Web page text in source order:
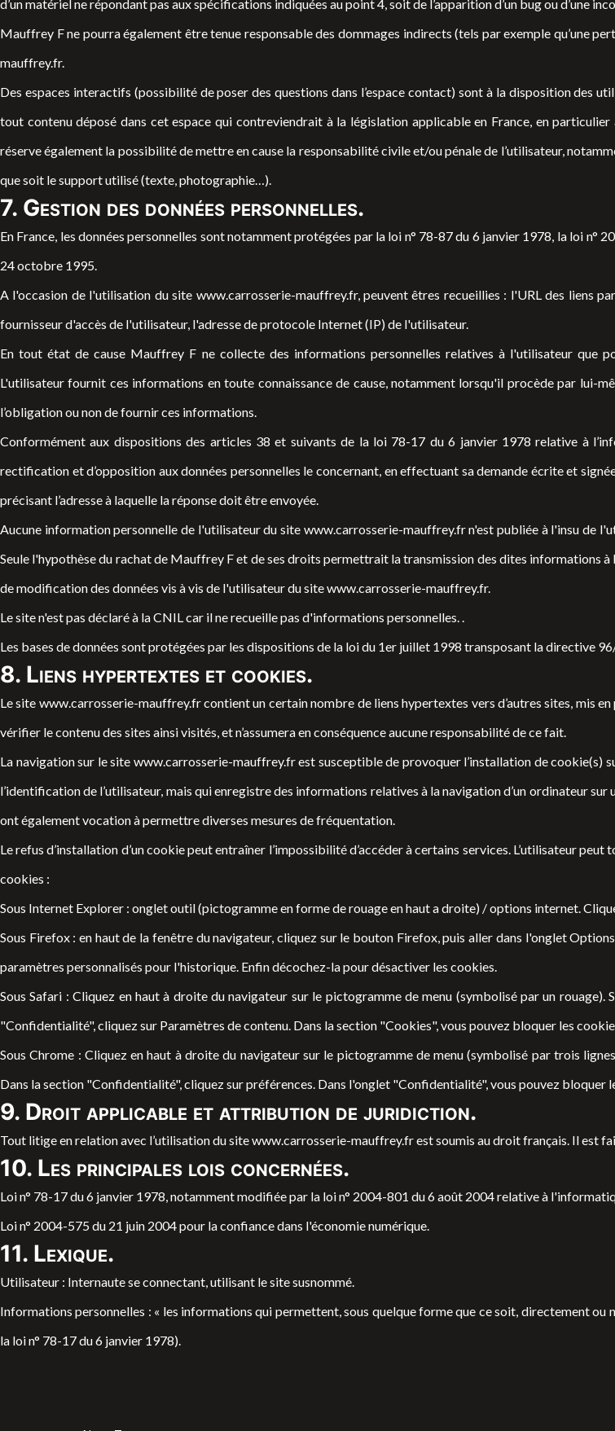
d’un matériel ne répondant pas aux spécifications indiquées au point 4, soit de l’apparition d’un bug ou d’une
Mauffrey F ne pourra également être tenue responsable des dommages indirects (tels par exemple qu’une
mauffrey.fr.
Des espaces interactifs (possibilité de poser des questions dans l’espace contact) sont à la disposition des
tout contenu déposé dans cet espace qui contreviendrait à la législation applicable en France, en
réserve également la possibilité de mettre en cause la responsabilité civile et/ou pénale de l’utilisateur,
que soit le support utilisé (texte, photographie…).
7. Gestion des données personnelles.
En France, les données personnelles sont notamment protégées par la loi n° 78-87 du 6 janvier 1978, la loi
24 octobre 1995.
A l'occasion de l'utilisation du site www.carrosserie-mauffrey.fr, peuvent êtres recueillies : l'URL des liens
fournisseur d'accès de l'utilisateur, l'adresse de protocole Internet (IP) de l'utilisateur.
En tout état de cause Mauffrey F ne collecte des informations personnelles relatives à l'utilisateur que
L'utilisateur fournit ces informations en toute connaissance de cause, notamment lorsqu'il procède par lui-
l’obligation ou non de fournir ces informations.
Conformément aux dispositions des articles 38 et suivants de la loi 78-17 du 6 janvier 1978 relative à
rectification et d’opposition aux données personnelles le concernant, en effectuant sa demande écrite et
précisant l’adresse à laquelle la réponse doit être envoyée.
Aucune information personnelle de l'utilisateur du site www.carrosserie-mauffrey.frn'est publiée à l'insu de
Seule l'hypothèse du rachat de Mauffrey F et de ses droits permettrait la transmission des dites informations
de modification des données vis à vis de l'utilisateur du sitewww.carrosserie-mauffrey.fr.
Le site n'est pas déclaré à la CNIL car il ne recueille pas d'informations personnelles. .
Les bases de données sont protégées par les dispositions de la loi du 1er juillet 1998 transposant la directive
8. Liens hypertextes et cookies.
Le site www.carrosserie-mauffrey.frcontient un certain nombre de liens hypertextes vers d’autres sites, mis
vérifier le contenu des sites ainsi visités, et n’assumera en conséquence aucune responsabilité de ce fait.
La navigation sur le site www.carrosserie-mauffrey.frest susceptible de provoquer l’installation de cookie(s)
l’identification de l’utilisateur, mais qui enregistre des informations relatives à la navigation d’un ordinateur
ont également vocation à permettre diverses mesures de fréquentation.
Le refus d’installation d’un cookie peut entraîner l’impossibilité d’accéder à certains services. L’utilisateur
cookies :
Sous Internet Explorer : onglet outil (pictogramme en forme de rouage en haut a droite) / options internet.
Sous Firefox : en haut de la fenêtre du navigateur, cliquez sur le bouton Firefox, puis aller dans l'onglet
paramètres personnalisés pour l'historique. Enfin décochez-la pour désactiver les cookies.
Sous Safari : Cliquez en haut à droite du navigateur sur le pictogramme de menu (symbolisé par un
"Confidentialité", cliquez sur Paramètres de contenu. Dans la section "Cookies", vous pouvez bloquer les
Sous Chrome : Cliquez en haut à droite du navigateur sur le pictogramme de menu (symbolisé par trois
Dans la section "Confidentialité", cliquez sur préférences. Dans l'onglet "Confidentialité", vous pouvez bloquer
9. Droit applicable et attribution de juridiction.
Tout litige en relation avec l’utilisation du sitewww.carrosserie-mauffrey.frest soumis au droit français. Il est
10. Les principales lois concernées.
Loi n° 78-17 du 6 janvier 1978, notamment modifiée par la loi n° 2004-801 du 6 août 2004 relative à
Loi n° 2004-575 du 21 juin 2004 pour la confiance dans l'économie numérique.
11. Lexique.
Utilisateur : Internaute se connectant, utilisant le site susnommé.
Informations personnelles : « les informations qui permettent, sous quelque forme que ce soit, directement
la loi n° 78-17 du 6 janvier 1978).